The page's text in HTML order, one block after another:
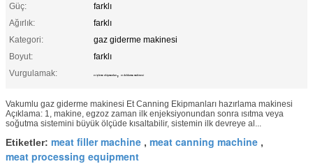
Güç:
farklı
Ağırlık:
farklı
Kategori:
gaz giderme makinesi
Boyut:
farklı
Vurgulamak:
et işleme ekipmanları , et doldurma makinesi
Vakumlu gaz giderme makinesi Et Canning Ekipmanları hazırlama makinesi
Açıklama: 1, makine, egzoz zaman ilk enjeksiyonundan sonra ısıtma veya
soğutma sistemini büyük ölçüde kısaltabilir, sistemin ilk devreye al...
Etiketler: meat filler machine , meat canning machine ,
meat processing equipment